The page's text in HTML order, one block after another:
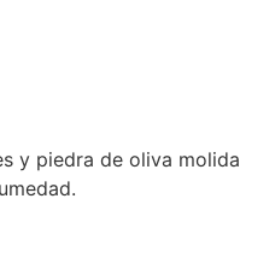
y piedra de oliva molida